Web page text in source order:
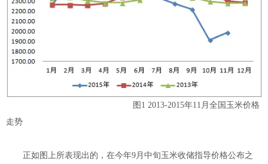
图1 2013-2015年11月全国玉米价格
走势
正如图上所表现出的，在今年9月中旬玉米收储指导价格公布之